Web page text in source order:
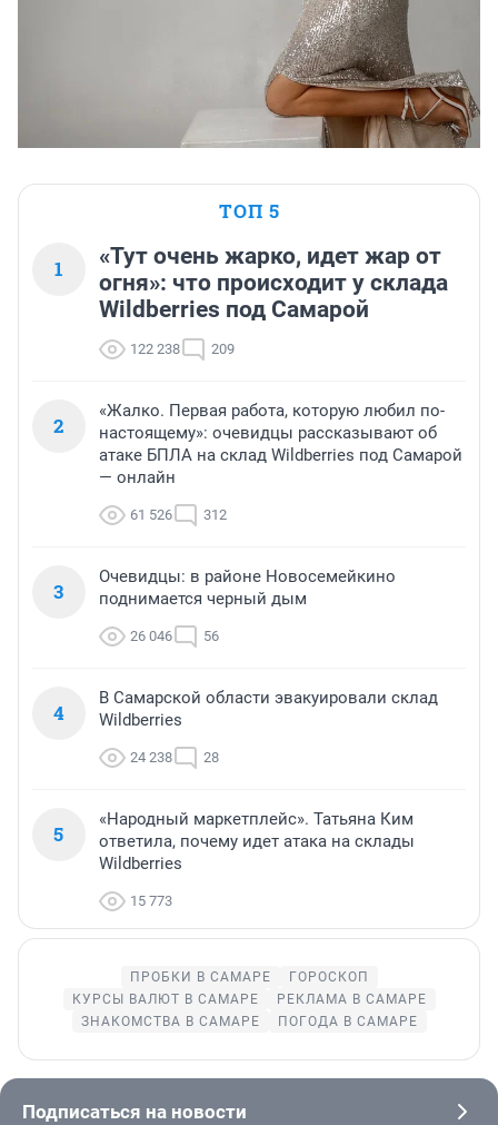
ТОП 5
1
«Тут очень жарко, идет жар от
огня»: что происходит у склада
Wildberries под Самарой
122 238 209
2
«Жалко. Первая работа, которую любил по-
настоящему»: очевидцы рассказывают об
атаке БПЛА на склад Wildberries под Самарой
— онлайн
61 526 312
3
Очевидцы: в районе Новосемейкино
поднимается черный дым
26 046 56
4
В Самарской области эвакуировали склад
Wildberries
24 238 28
5
«Народный маркетплейс». Татьяна Ким
ответила, почему идет атака на склады
Wildberries
15 773
ПРОБКИ В САМАРЕ
ГОРОСКОП
КУРСЫ ВАЛЮТ В САМАРЕ
РЕКЛАМА В САМАРЕ
ЗНАКОМСТВА В САМАРЕ
ПОГОДА В САМАРЕ
Подписаться на новости